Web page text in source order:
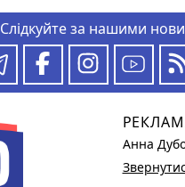
Слідкуйте за нашими
Анна